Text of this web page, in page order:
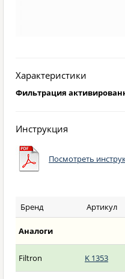
Характеристики
Фильтрация
Инструкция
Посмотреть
Бренд Артикул
Аналоги
Filtron K 1353